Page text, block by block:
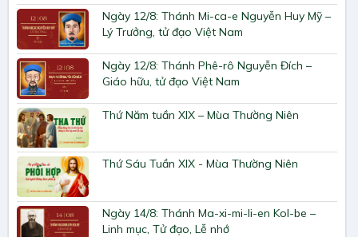
Ngày 12/8: Thánh Mi-ca-e Nguyễn Huy Mỹ –
Lý Trưởng, tử đạo Việt Nam
Ngày 12/8: Thánh Phê-rô Nguyễn Đích –
Giáo hữu, tử đạo Việt Nam
Thứ Năm tuần XIX – Mùa Thường Niên
Thứ Sáu Tuần XIX - Mùa Thường Niên
Ngày 14/8: Thánh Ma-xi-mi-li-en Kol-be –
Linh mục, Tử đạo, Lễ nhớ